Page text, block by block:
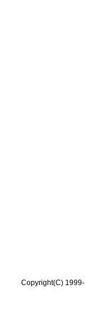
Copyright(C)